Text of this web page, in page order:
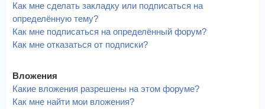
Как мне сделать закладку или подписаться на
определённую тему?
Как мне подписаться на определённый форум?
Как мне отказаться от подписки?
Вложения
Какие вложения разрешены на этом форуме?
Как мне найти мои вложения?